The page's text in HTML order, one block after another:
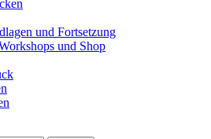
und Fortsetzung
und Shop